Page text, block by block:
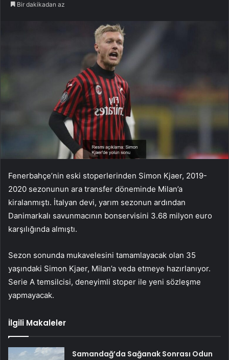
Bir dakikadan az
Fenerbahçe’nin eski stoperlerinden Simon Kjaer, 2019-
2020 sezonunun ara transfer döneminde Milan’a
kiralanmıştı. İtalyan devi, yarım sezonun ardından
Danimarkalı savunmacının bonservisini 3.68 milyon euro
karşılığında almıştı.
Sezon sonunda mukavelesini tamamlayacak olan 35
yaşındaki Simon Kjaer, Milan’a veda etmeye hazırlanıyor.
Serie A temsilcisi, deneyimli stoper ile yeni sözleşme
yapmayacak.
İlgili Makaleler
Samandağ’da Sağanak Sonrası Odun